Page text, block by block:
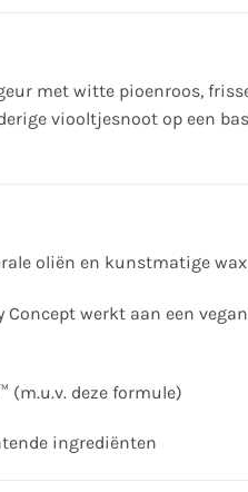
met witte pioenroos,
viooltjesnoot op een
oliën en kunstmatige wax
werkt aan een vegan
(m.u.v. deze formule)
ingrediënten